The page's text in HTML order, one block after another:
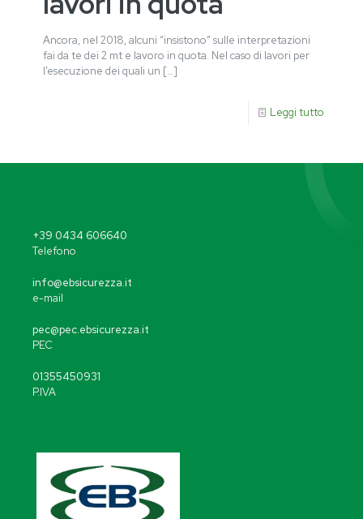
Ancora, nel 2018, alcuni “insistono” sulle interpretazioni
fai da te dei 2 mt e lavoro in quota. Nel caso di lavori per
l’esecuzione dei quali un […]
Leggi tutto
+39 0434 606640
Telefono
info@ebsicurezza.it
e-mail
pec@pec.ebsicurezza.it
PEC
01355450931
P.IVA